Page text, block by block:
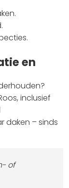
en
inclusief
daken – sinds
of